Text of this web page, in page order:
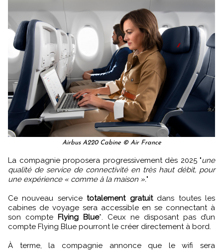
Airbus A220 Cabine © Air France
La compagnie proposera progressivement dès 2025 "une
qualité de service de connectivité en très haut débit, pour
une expérience « comme à la maison »."
Ce nouveau servicetotalement gratuit dans toutes les
cabines de voyage sera accessible en se connectant à
son compte Flying Blue*. Ceux ne disposant pas d’un
compte Flying Blue pourront le créer directement à bord.
À terme, la compagnie annonce que le wifi sera